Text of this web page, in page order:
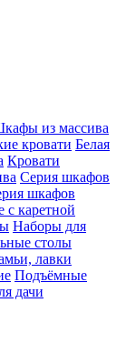
из массива
кровати Белая
Кровати
Серия шкафов
шкафов
каретной
Наборы для
столы
лавки
Подъёмные
дачи